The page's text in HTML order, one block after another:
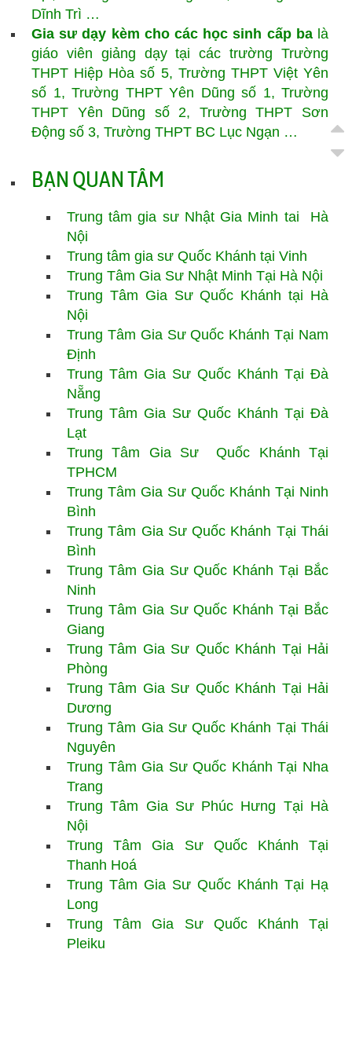
Dĩnh Trì …
Gia sư dạy kèm cho các học sinh cấp balà
giáo viên giảng dạy tại các trường Trường
THPT Hiệp Hòa số 5, Trường THPT Việt Yên
số 1, Trường THPT Yên Dũng số 1, Trường
THPT Yên Dũng số 2, Trường THPT Sơn
Động số 3, Trường THPT BC Lục Ngạn …
BẠN QUAN TÂM
Trung tâm gia sư Nhật Gia Minh tai Hà
Nội
Trung tâm gia sư Quốc Khánh tại Vinh
Trung Tâm Gia Sư Nhật Minh Tại Hà Nội
Trung Tâm Gia Sư Quốc Khánh tại Hà
Nội
Trung Tâm Gia SưQuốc KhánhTại Nam
Định
Trung Tâm Gia Sư Quốc Khánh Tại Đà
Nẵng
Trung Tâm Gia Sư Quốc Khánh Tại Đà
Lạt
Trung Tâm Gia SưQuốc Khánh Tại
TPHCM
Trung Tâm Gia Sư Quốc Khánh Tại Ninh
Bình
Trung Tâm Gia SưQuốc Khánh Tại Thái
Bình
Trung Tâm Gia SưQuốc Khánh Tại Bắc
Ninh
Trung Tâm Gia Sư Quốc Khánh Tại Bắc
Giang
Trung Tâm Gia Sư Quốc Khánh Tại Hải
Phòng
Trung Tâm Gia Sư Quốc Khánh Tại Hải
Dương
Trung Tâm Gia SưQuốc Khánh Tại Thái
Nguyên
Trung Tâm Gia Sư Quốc Khánh Tại Nha
Trang
Trung Tâm Gia Sư Phúc Hưng Tại Hà
Nội
Trung Tâm Gia Sư Quốc Khánh Tại
Thanh Hoá
Trung Tâm Gia Sư Quốc Khánh Tại Hạ
Long
Trung Tâm Gia Sư Quốc Khánh Tại
Pleiku